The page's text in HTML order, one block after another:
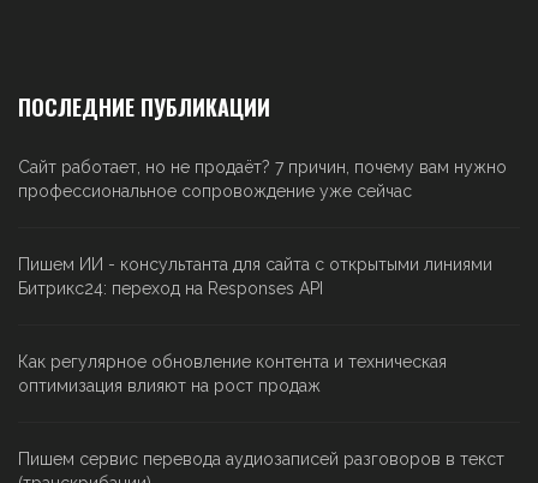
ПОСЛЕДНИЕ ПУБЛИКАЦИИ
Сайт работает, но не продаёт? 7 причин, почему вам нужно
профессиональное сопровождение уже сейчас
Пишем ИИ - консультанта для сайта с открытыми линиями
Битрикс24: переход на Responses API
Как регулярное обновление контента и техническая
оптимизация влияют на рост продаж
Пишем сервис перевода аудиозаписей разговоров в текст